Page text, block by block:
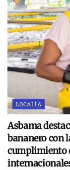
LOCALÍA
Asbama
bananero con
cumplimiento